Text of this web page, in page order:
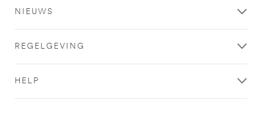
NIEUWS
REGELGEVING
HELP